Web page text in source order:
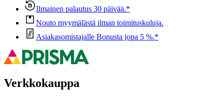
Ilmainen palautus 30 päivää.*
Nouto myymälästä ilman toimituskuluja.
Asiakasomistajalle Bonusta jopa 5 %.*
Verkkokauppa